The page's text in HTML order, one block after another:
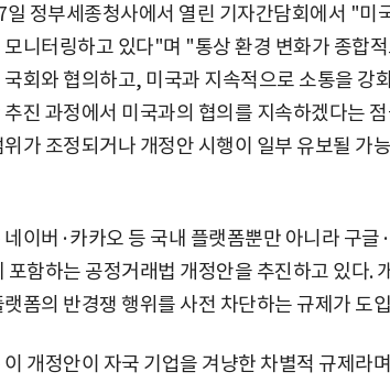
일 정부세종청사에서 열린 기자간담회에서 "미
니터링하고 있다"며 "통상 환경 변화가 종합
회와 협의하고, 미국과 지속적으로 소통을 강
진 과정에서 미국과의 협의를 지속하겠다는
가 조정되거나 개정안 시행이 일부 유보될 가
이버·카카오 등 국내 플랫폼뿐만 아니라 구글
포함하는 공정거래법 개정안을 추진하고 있다.
폼의 반경쟁 행위를 사전 차단하는 규제가 도
개정안이 자국 기업을 겨냥한 차별적 규제라